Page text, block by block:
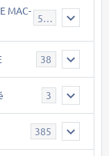
MAC-
543
38
3
385